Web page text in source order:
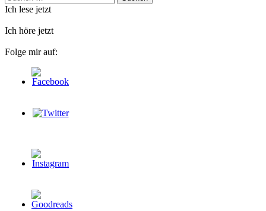
nach:
Ich lese jetzt
Ich höre jetzt
Folge mir auf: